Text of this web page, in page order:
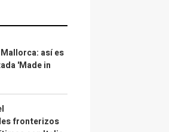
Mallorca: así es
'Made in
fronterizos